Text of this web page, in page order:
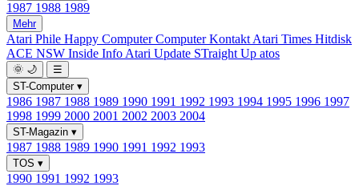
1987 1988 1989
Mehr
Atari Phile Happy ComputerComputer Kontakt Atari Times Hitdisk
ACE NSW Inside Info Atari Update STraight Up atos
🌞 🌙
☰
ST-Computer ▾
1986 1987 1988 1989 1990 1991 1992 1993 1994 1995 1996 1997
1998 1999 2000 2001 2002 2003 2004
ST-Magazin ▾
1987 1988 1989 1990 1991 1992 1993
TOS ▾
1990 1991 1992 1993